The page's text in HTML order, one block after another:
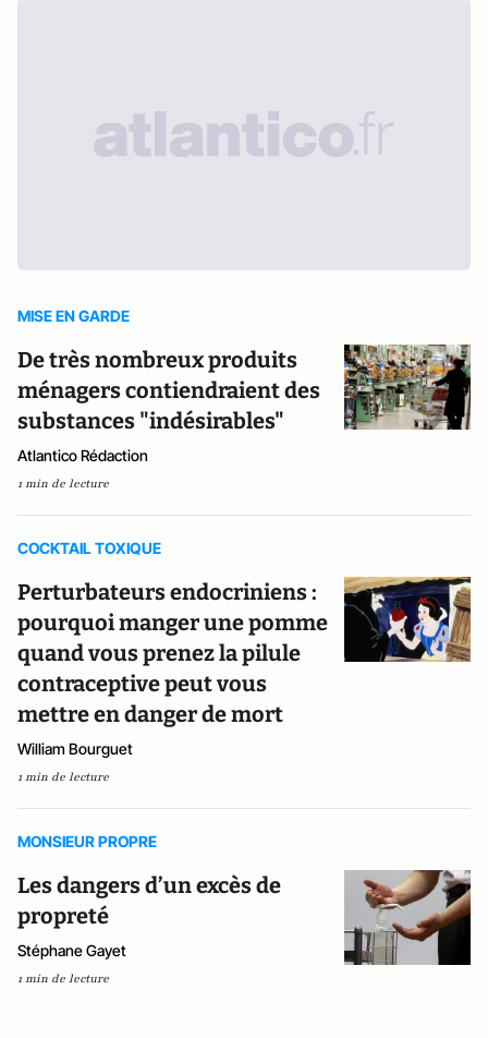
MISE EN GARDE
De très nombreux produits
ménagers contiendraient des
substances "indésirables"
Atlantico Rédaction
1 min de lecture
COCKTAIL TOXIQUE
Perturbateurs endocriniens :
pourquoi manger une pomme
quand vous prenez la pilule
contraceptive peut vous
mettre en danger de mort
William Bourguet
1 min de lecture
MONSIEUR PROPRE
Les dangers d’un excès de
propreté
Stéphane Gayet
1 min de lecture